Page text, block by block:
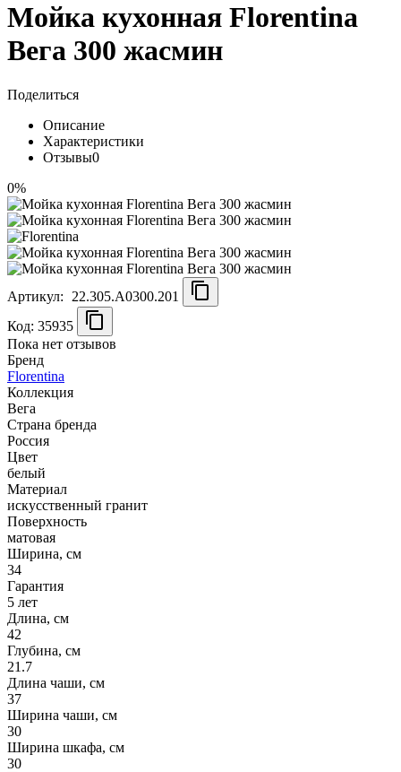
Мойка кухонная Florentina
Вега 300 жасмин
Поделиться
Описание
Характеристики
Отзывы0
0%
Артикул:
22.305.A0300.201
Код: 35935
Пока нет отзывов
Бренд
Florentina
Коллекция
Вега
Страна бренда
Россия
Цвет
белый
Материал
искусственный гранит
Поверхность
матовая
Ширина, см
34
Гарантия
5 лет
Длина, см
42
Глубина, см
21.7
Длина чаши, см
37
Ширина чаши, см
30
Ширина шкафа, см
30